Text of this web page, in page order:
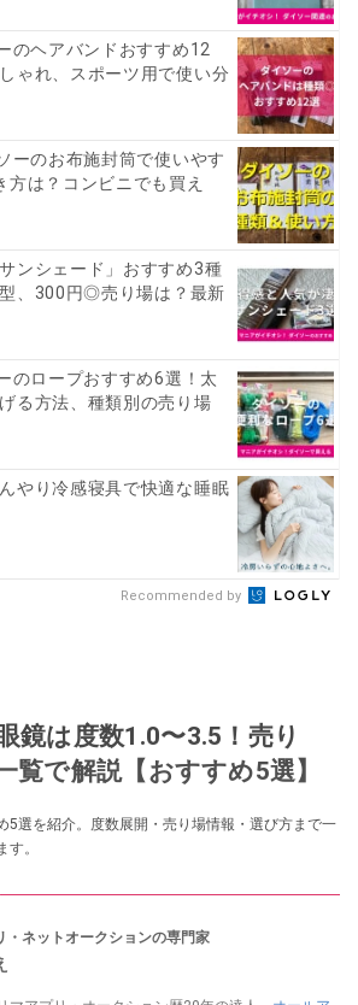
のヘアバンドおすすめ12
ゃれ、スポーツ用で使い分
ーのお布施封筒で使いやす
方は？コンビニでも買え
ンシェード」おすすめ3種
、300円◎売り場は？最新
のロープおすすめ6選！太
る方法、種類別の売り場
んやり冷感寝具で快適な睡眠
Recommended by
鏡は度数1.0〜3.5！売り
覧で解説【おすすめ5選】
5選を紹介。度数展開・売り場情報・選び方まで一
。
・ネットオークションの専門家